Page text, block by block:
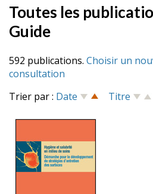
Toutes les
Guide
592 publications. Choisir un
consultation
Trier par : Date Titre